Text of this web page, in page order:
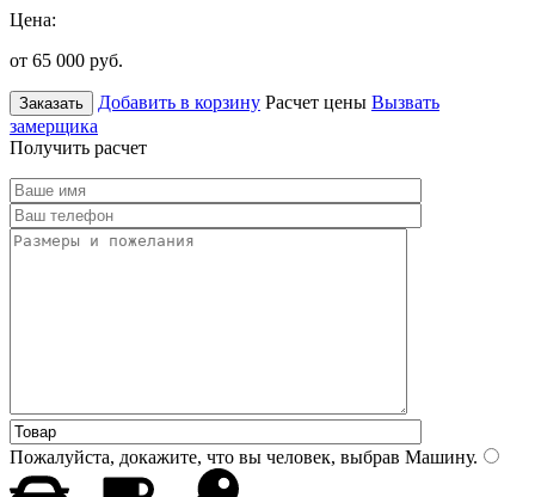
Цена:
от 65 000 руб.
Заказать Добавить в корзину Расчет цены Вызвать
замерщика
Получить расчет
Пожалуйста, докажите, что вы человек, выбрав Машину.